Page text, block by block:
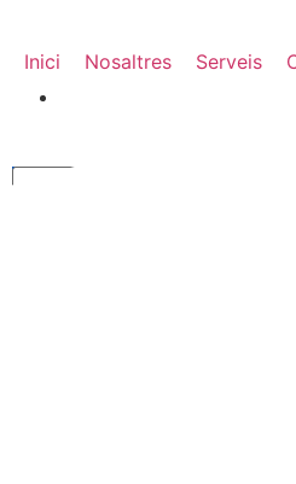
Inici Nosaltres Serveis